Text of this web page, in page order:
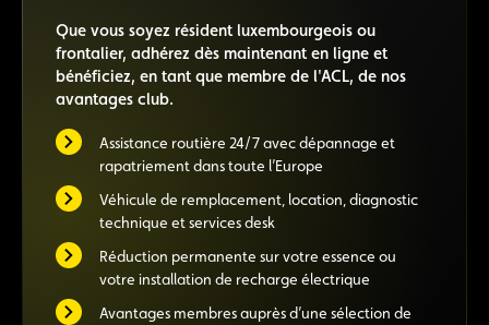
Que vous soyez résident luxembourgeois ou
frontalier, adhérez dès maintenant en ligne et
bénéficiez, en tant que membre de l'ACL, de nos
avantages club.
Assistance routière 24/7 avec dépannage et
rapatriement dans toute l’Europe
Véhicule de remplacement, location, diagnostic
technique et services desk
Réduction permanente sur votre essence ou
votre installation de recharge électrique
Avantages membres auprès d’une sélection de